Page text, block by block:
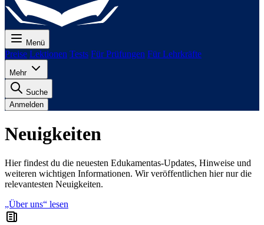
Menü
Preise Lektionen Tests Für Prüfungen Für Lehrkräfte
Mehr
Suche
Anmelden
Neuigkeiten
Hier findest du die neuesten Edukamentas-Updates, Hinweise und
weiteren wichtigen Informationen. Wir veröffentlichen hier nur die
relevantesten Neuigkeiten.
„Über uns“ lesen